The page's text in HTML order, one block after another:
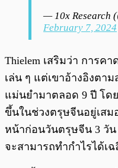
— 10x Research
February 7, 2024
Thielem เสริมว่า การค
เล่น ๆ แต่เขาอ้างอิงตา
แม่นยำมาตลอด 9 ปี โด
ขึ้นในช่วงตรุษจีนอยู่เส
หน้าก่อนวันตรุษจีน 3 วัน
จะสามารถทำกำไรได้เ